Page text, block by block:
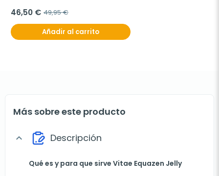
46,50 € 49,95 €
Añadir al carrito
Más sobre este producto
expand_more Descripción
Qué es y para que sirve Vitae Equazen Jelly